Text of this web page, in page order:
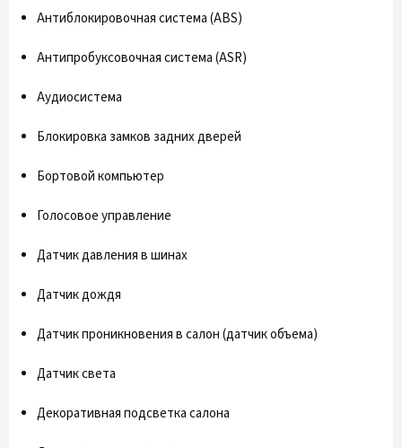
Антиблокировочная система (ABS)
Антипробуксовочная система (ASR)
Аудиосистема
Блокировка замков задних дверей
Бортовой компьютер
Голосовое управление
Датчик давления в шинах
Датчик дождя
Датчик проникновения в салон (датчик объема)
Датчик света
Декоративная подсветка салона